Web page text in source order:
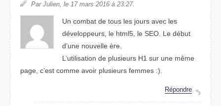
Par Julien, le 17 mars 2016 à 23:27.
Un combat de tous les jours avec les
développeurs, le html5, le SEO. Le début
d’une nouvelle ère.
L’utilisation de plusieurs H1 sur une même
page, c’est comme avoir plusieurs femmes :).
Répondre